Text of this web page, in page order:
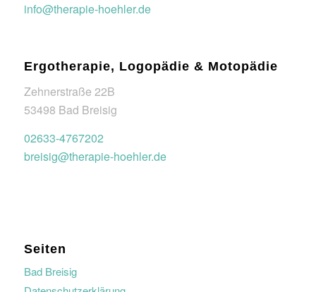
info@therapie-hoehler.de
Ergotherapie, Logopädie & Motopädie
Zehnerstraße 22B
53498 Bad Breisig
02633-4767202
breisig@therapie-hoehler.de
Seiten
Bad Breisig